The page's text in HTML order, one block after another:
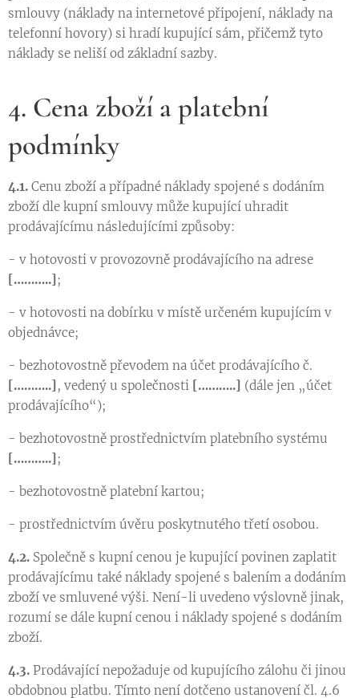
smlouvy (náklady na internetové připojení, náklady na
telefonní hovory) si hradí kupující sám, přičemž tyto
náklady se neliší od základní sazby.
4. Cena zboží a platební
podmínky
4.1. Cenu zboží a případné náklady spojené s dodáním
zboží dle kupní smlouvy může kupující uhradit
prodávajícímu následujícími způsoby:
- v hotovosti v provozovně prodávajícího na adrese
[………..] ;
- v hotovosti na dobírku v místě určeném kupujícím v
objednávce;
- bezhotovostně převodem na účet prodávajícího č.
[………..] , vedený u společnosti [………..] (dále jen „účet
prodávajícího“);
- bezhotovostně prostřednictvím platebního systému
[………..] ;
- bezhotovostně platební kartou;
- prostřednictvím úvěru poskytnutého třetí osobou.
4.2. Společně s kupní cenou je kupující povinen zaplatit
prodávajícímu také náklady spojené s balením a dodáním
zboží ve smluvené výši. Není-li uvedeno výslovně jinak,
rozumí se dále kupní cenou i náklady spojené s dodáním
zboží.
4.3. Prodávající nepožaduje od kupujícího zálohu či jinou
obdobnou platbu. Tímto není dotčeno ustanovení čl. 4.6